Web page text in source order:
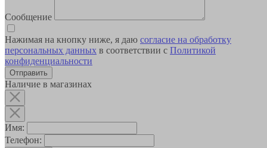
Сообщение
Нажимая на кнопку ниже, я даю согласие на обработку
персональных данных в соответствии с Политикой
конфиденциальности
Наличие в магазинах
Имя:
Телефон: